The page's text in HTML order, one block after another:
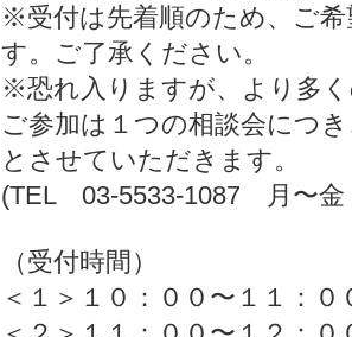
※受付は先着順のため、ご
す。ご了承ください。
※恐れ入りますが、より多
ご参加は１つの相談会につ
とさせていただきます。
(TEL 03-5533-1087 月〜
（受付時間）
＜１＞１０：００〜１１：